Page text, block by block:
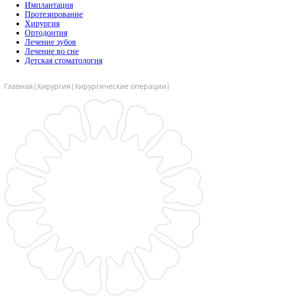
Имплантация
Протезирование
Хирургия
Ортодонтия
Лечение зубов
Лечение во сне
Детская стоматология
Главная |Хирургия |Хирургические операции |